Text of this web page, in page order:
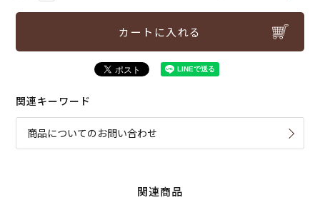
カートに入れる
関連キーワード
商品についてのお問い合わせ
関連商品